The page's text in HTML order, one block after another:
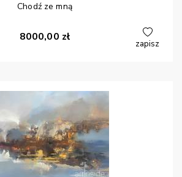
Chodź ze mną
8000,00 zł
zapisz